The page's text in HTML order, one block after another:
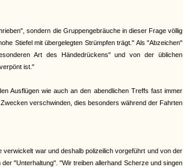
sondern die Gruppengebräuche in dieser Frage völlig
Stiefel mit übergelegten Strümpfen trägt." Als "Abzeichen"
Art des Händedrückens" und von der üblichen
ist."
Ausflügen wie auch an den abendlichen Treffs fast immer
verschwinden, dies besonders während der Fahrten
war und deshalb polizeilich vorgeführt und von der
"Unterhaltung". "Wir treiben allerhand Scherze und singen